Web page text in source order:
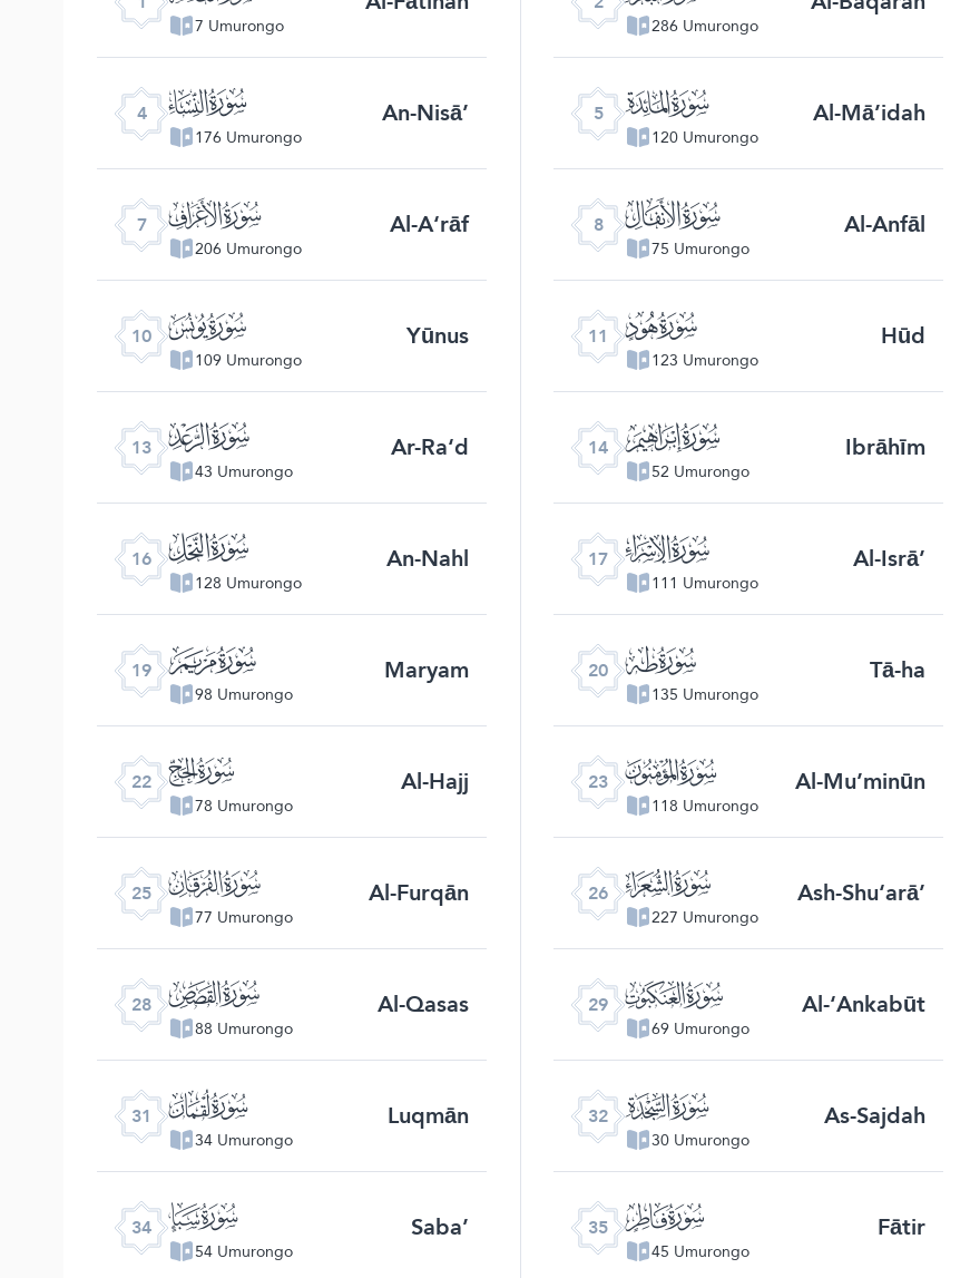
7 Umurongo 286 Umurongo
4 ﮐ
176 Umurongo
An-Nisā’ 5 ﮑ
120 Umurongo
Al-Mā’idah
7 ﮓ
206 Umurongo
Al-A‘rāf 8 ﮔ
75 Umurongo
Al-Anfāl
10 ﮖ
109 Umurongo
Yūnus 11 ﮗ
123 Umurongo
Hūd
13 ﮙ
43 Umurongo
Ar-Ra‘d 14 ﮚ
52 Umurongo
Ibrāhīm
16 ﮜ
128 Umurongo
An-Nahl 17 ﮝ
111 Umurongo
Al-Isrā’
19 ﮟ
98 Umurongo
Maryam 20 ﮠ
135 Umurongo
Tā-ha
22 ﮢ
78 Umurongo
Al-Hajj 23 ﮣ
118 Umurongo
Al-Mu’minūn
25 ﮥ
77 Umurongo
Al-Furqān 26 ﮦ
227 Umurongo
Ash-Shu‘arā’
28 ﮨ
88 Umurongo
Al-Qasas 29 ﮩ
69 Umurongo
Al-‘Ankabūt
31 ﮫ
34 Umurongo
Luqmān 32 ﮬ
30 Umurongo
As-Sajdah
34 ﮮ
54 Umurongo
Saba’ 35 ﮯ
45 Umurongo
Fātir